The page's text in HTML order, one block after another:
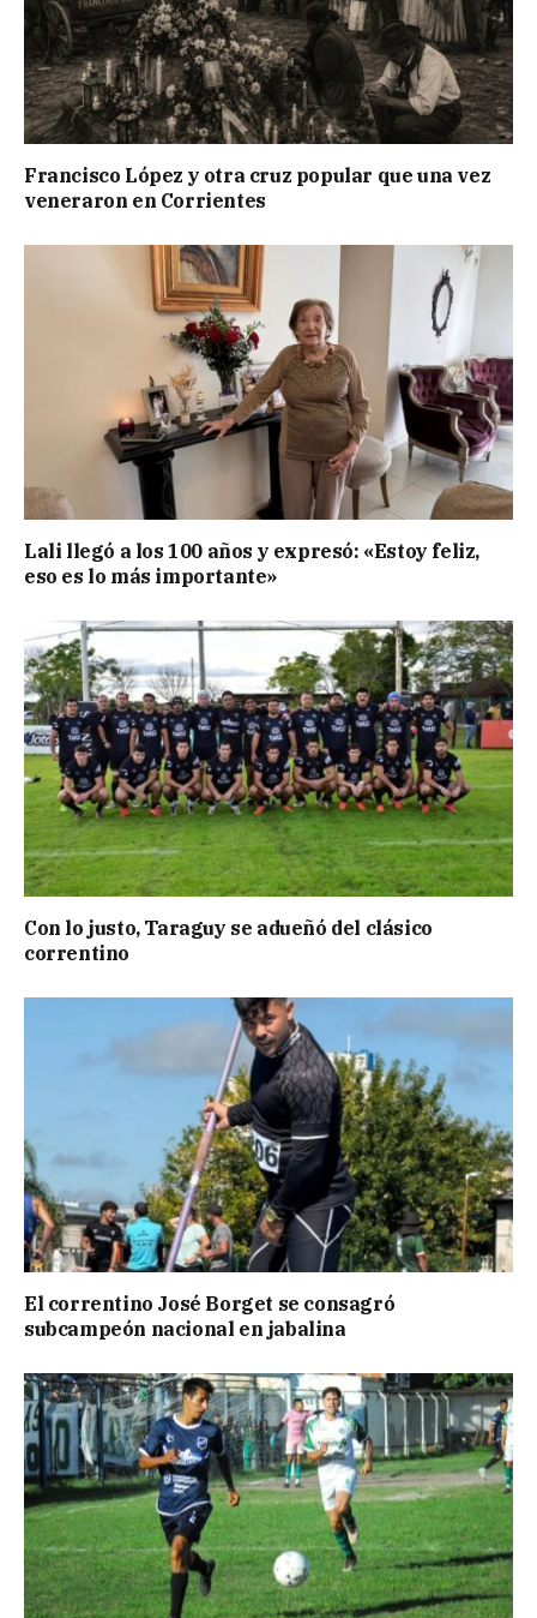
Francisco López y otra cruz popular que una vez
veneraron en Corrientes
Lali llegó a los 100 años y expresó: «Estoy feliz,
eso es lo más importante»
Con lo justo, Taraguy se adueñó del clásico
correntino
El correntino José Borget se consagró
subcampeón nacional en jabalina